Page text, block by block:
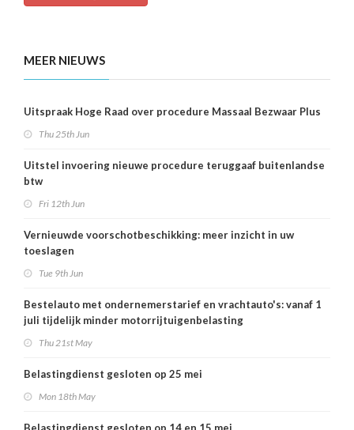
MEER NIEUWS
Uitspraak Hoge Raad over procedure Massaal Bezwaar Plus
Thu 25th Jun
Uitstel invoering nieuwe procedure teruggaaf buitenlandse
btw
Fri 12th Jun
Vernieuwde voorschotbeschikking: meer inzicht in uw
toeslagen
Tue 9th Jun
Bestelauto met ondernemerstarief en vrachtauto's: vanaf 1
juli tijdelijk minder motorrijtuigenbelasting
Thu 21st May
Belastingdienst gesloten op 25 mei
Mon 18th May